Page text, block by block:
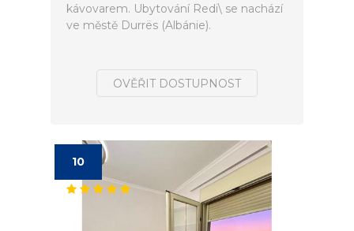
kávovarem. Ubytování Redi\ se nachází
ve městě Durrës (Albánie).
OVĚŘIT DOSTUPNOST
10